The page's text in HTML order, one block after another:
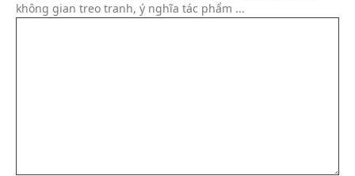
không gian treo tranh, ý nghĩa tác phẩm ...